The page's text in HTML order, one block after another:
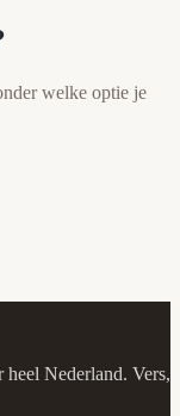
welke optie je
Nederland. Vers,